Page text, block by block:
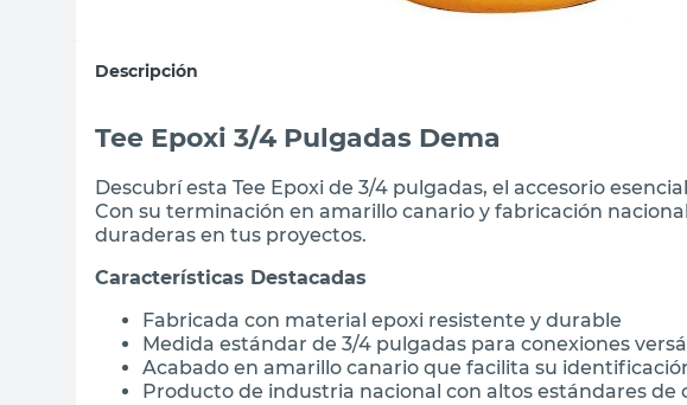
Descripción
Tee Epoxi 3/4 Pulgadas Dema
Descubrí esta Tee Epoxi de 3/4 pulgadas, el accesorio
Con su terminación en amarillo canario y fabricación
duraderas en tus proyectos.
Características Destacadas
Fabricada con material epoxi resistente y durable
Medida estándar de 3/4 pulgadas para conexiones
Acabado en amarillo canario que facilita su
Producto de industria nacional con altos estándares de